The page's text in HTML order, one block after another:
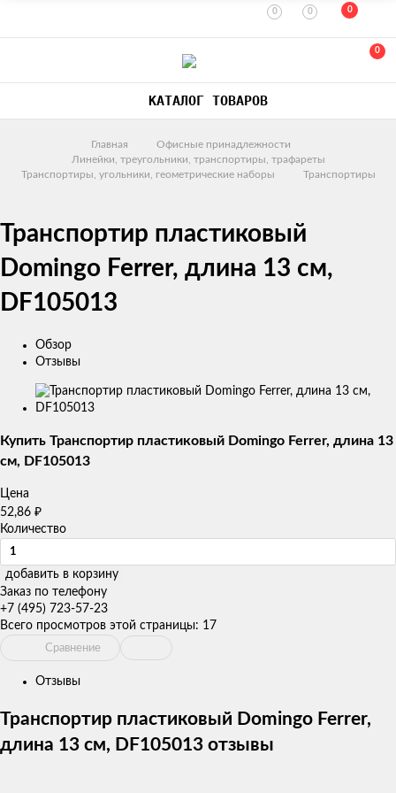
0 0 0
0
КАТАЛОГ ТОВАРОВ
Главная
Офисные принадлежности
Линейки, треугольники, транспортиры, трафареты
Транспортиры, угольники, геометрические наборы
Транспортиры
Транспортир пластиковый
Domingo Ferrer, длина 13 см,
DF105013
Обзор
Отзывы
Изображения
Купить Транспортир пластиковый Domingo Ferrer, длина 13
см, DF105013
Цена
52,86 ₽
Количество
добавить в корзину
Заказ по телефону
+7 (495) 723-57-23
Всего просмотров этой страницы: 17
Сравнение
Отзывы
Транспортир пластиковый Domingo Ferrer,
длина 13 см, DF105013 отзывы